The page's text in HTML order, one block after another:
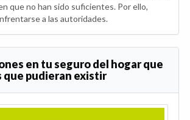
que no han sido suficientes. Por ello,
a las autoridades.
en tu seguro del hogar que
que pudieran existir